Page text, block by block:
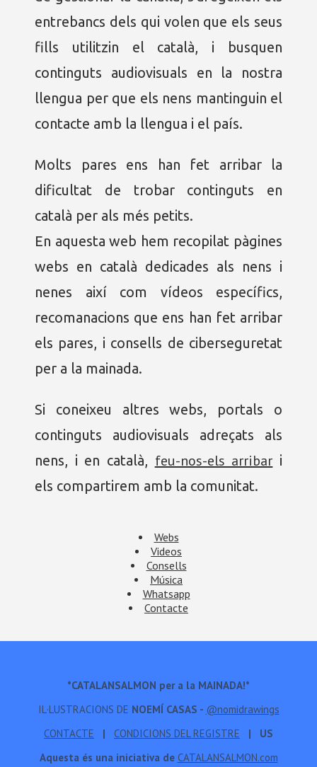
entrebancs dels qui volen que els seus
fills utilitzin el català, i busquen
continguts audiovisuals en la nostra
llengua per que els nens mantinguin el
contacte amb la llengua i el país.
Molts pares ens han fet arribar la
dificultat de trobar continguts en
català per als més petits.
En aquesta web hem recopilat pàgines
webs en català dedicades als nens i
nenes així com vídeos específics,
recomanacions que ens han fet arribar
els pares, i consells de ciberseguretat
per a la mainada.
Si coneixeu altres webs, portals o
continguts audiovisuals adreçats als
nens, i en català, feu-nos-els arribar i
els compartirem amb la comunitat.
Webs
Videos
Consells
Música
Whatsapp
Contacte
*CATALANSALMON per a la MAINADA!*
IL·LUSTRACIONS DE NOEMÍ CASAS - @nomidrawings
CONTACTE | CONDICIONS DEL REGISTRE | US
Aquesta és una iniciativa de CATALANSALMON.com